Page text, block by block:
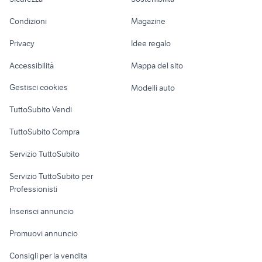
cereali usato
hummer h2
belvedere marittimo
maltipoo toy
Terreni e rustici
Garage e box
Loft, mansarde e
Informatica
Console e
Condizioni
Privacy
Accessibilità
Gestisci cookies
TuttoSubito Vendi
TuttoSubito Compra
Servizio TuttoSubito
Servizio TuttoSubito per
Professionisti
Inserisci annuncio
Promuovi annuncio
Consigli per la vendita
Magazine
Idee regalo
Mappa del sito
Modelli auto